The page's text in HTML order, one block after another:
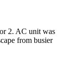
2. AC unit was
from busier